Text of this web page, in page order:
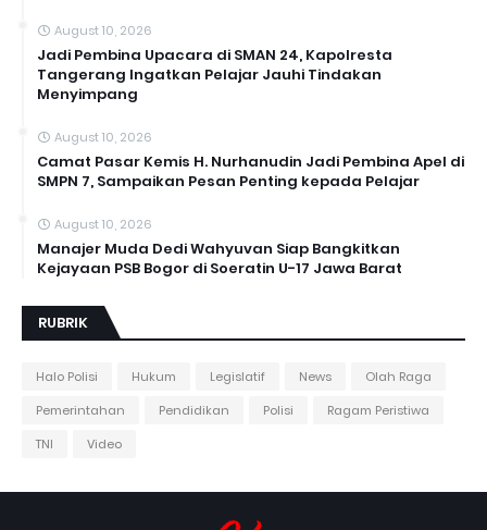
August 10, 2026
Jadi Pembina Upacara di SMAN 24, Kapolresta
Tangerang Ingatkan Pelajar Jauhi Tindakan
Menyimpang
August 10, 2026
Camat Pasar Kemis H. Nurhanudin Jadi Pembina Apel di
SMPN 7, Sampaikan Pesan Penting kepada Pelajar
August 10, 2026
Manajer Muda Dedi Wahyuvan Siap Bangkitkan
Kejayaan PSB Bogor di Soeratin U-17 Jawa Barat
RUBRIK
Halo Polisi Hukum Legislatif News
Olah Raga
Pemerintahan
Pendidikan Polisi
Ragam Peristiwa
TNI
Video